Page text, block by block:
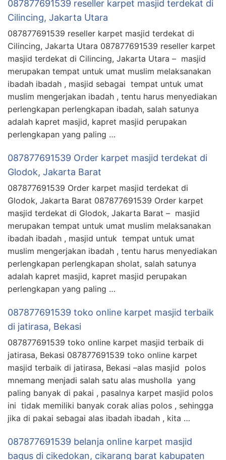
087877691539 reseller karpet masjid terdekat di
Cilincing, Jakarta Utara
087877691539 reseller karpet masjid terdekat di
Cilincing, Jakarta Utara 087877691539 reseller karpet
masjid terdekat di Cilincing, Jakarta Utara – masjid
merupakan tempat untuk umat muslim melaksanakan
ibadah ibadah , masjid sebagai tempat untuk umat
muslim mengerjakan ibadah , tentu harus menyediakan
perlengkapan perlengkapan ibadah, salah satunya
adalah kapret masjid, kapret masjid perupakan
perlengkapan yang paling …
087877691539 Order karpet masjid terdekat di
Glodok, Jakarta Barat
087877691539 Order karpet masjid terdekat di
Glodok, Jakarta Barat 087877691539 Order karpet
masjid terdekat di Glodok, Jakarta Barat – masjid
merupakan tempat untuk umat muslim melaksanakan
ibadah ibadah , masjid untuk tempat untuk umat
muslim mengerjakan ibadah , tentu harus menyediakan
perlengkapan perlengkapan sholat, salah satunya
adalah kapret masjid, kapret masjid perupakan
perlengkapan yang paling …
087877691539 toko online karpet masjid terbaik
di jatirasa, Bekasi
087877691539 toko online karpet masjid terbaik di
jatirasa, Bekasi 087877691539 toko online karpet
masjid terbaik di jatirasa, Bekasi –alas masjid polos
mnemang menjadi salah satu alas musholla yang
paling banyak di pakai , pasalnya karpet masjid polos
ini tidak memiliki banyak corak alias polos , sehingga
jika di pakai sebagai alas ibadah ibadah , kita …
087877691539 belanja online karpet masjid
bagus di cikedokan, cikarang barat kabupaten